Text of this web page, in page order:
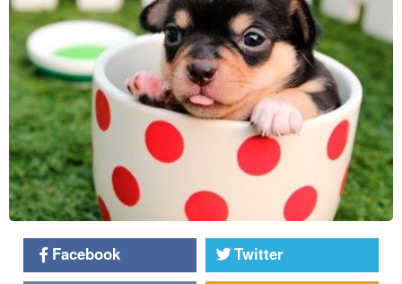
Facebook
Twitter